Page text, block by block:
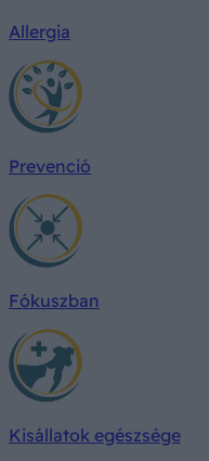
Allergia
Prevenció
Fókuszban
Kisállatok egészsége